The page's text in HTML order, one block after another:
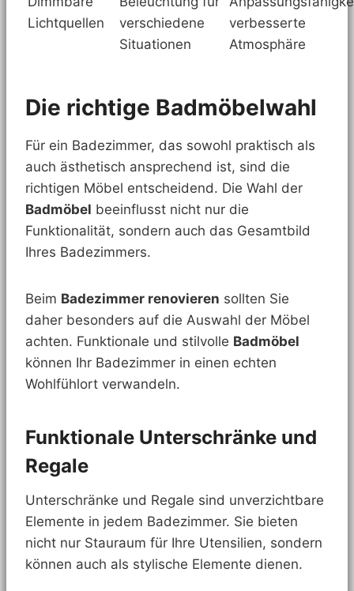
Lichtquellen
verschiedene
Situationen
verbesserte
Atmosphäre
Die richtige Badmöbelwahl
Für ein Badezimmer, das sowohl praktisch als
auch ästhetisch ansprechend ist, sind die
richtigen Möbel entscheidend. Die Wahl der
Badmöbel beeinflusst nicht nur die
Funktionalität, sondern auch das Gesamtbild
Ihres Badezimmers.
Beim Badezimmer renovieren sollten Sie
daher besonders auf die Auswahl der Möbel
achten. Funktionale und stilvolle Badmöbel
können Ihr Badezimmer in einen echten
Wohlfühlort verwandeln.
Funktionale Unterschränke und
Regale
Unterschränke und Regale sind unverzichtbare
Elemente in jedem Badezimmer. Sie bieten
nicht nur Stauraum für Ihre Utensilien, sondern
können auch als stylische Elemente dienen.